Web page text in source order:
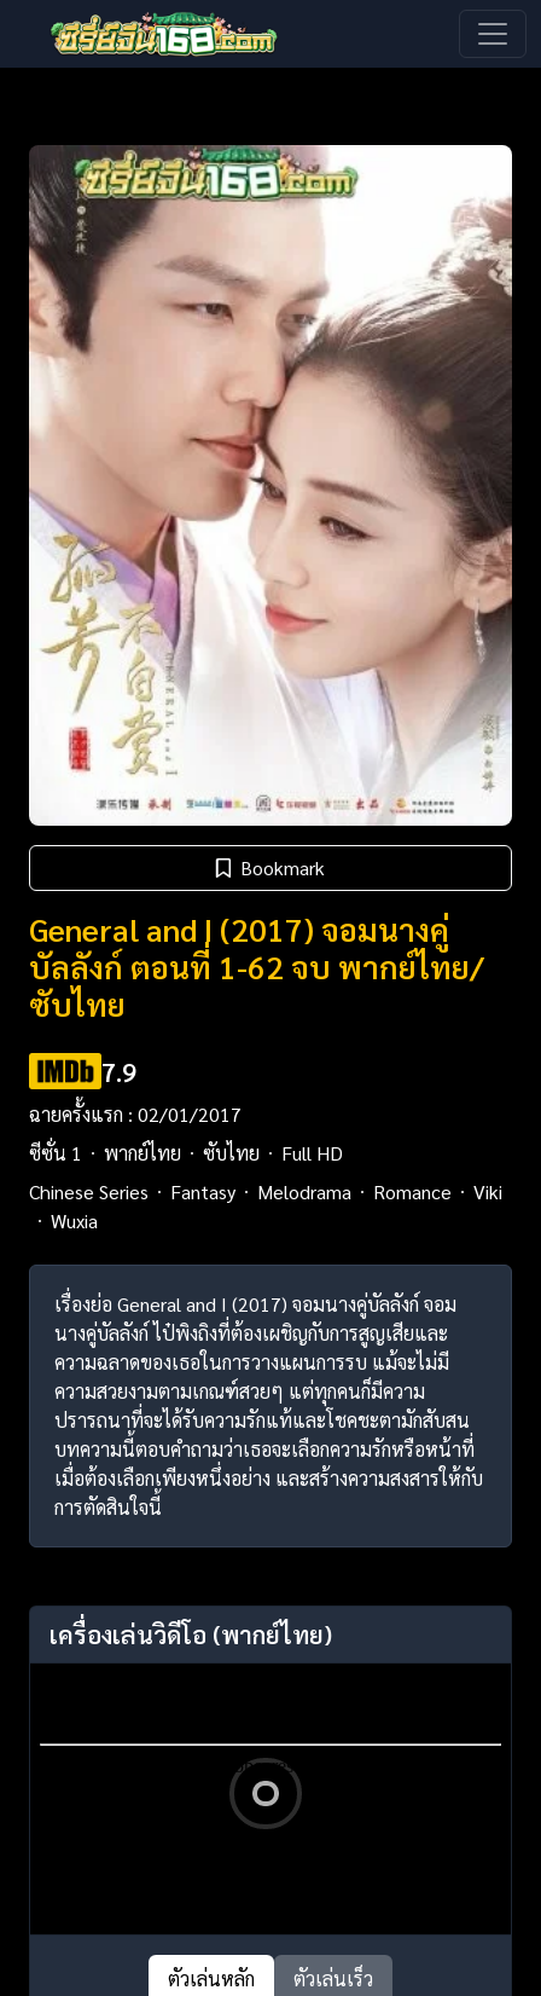
Bookmark
General and I (2017) จอมนางคู่
บัลลังก์ ตอนที่ 1-62 จบ พากย์ไทย/
ซับไทย
7.9
ฉายครั้งแรก : 02/01/2017
ซีซั่น 1
พากย์ไทย ซับไทย
Full HD
Chinese Series
Fantasy Melodrama Romance
Viki
Wuxia
เรื่องย่อ General and I (2017) จอมนางคู่บัลลังก์ จอม
นางคู่บัลลังก์ ไป๋พิงถิงที่ต้องเผชิญกับการสูญเสียและ
ความฉลาดของเธอในการวางแผนการรบ แม้จะไม่มี
ความสวยงามตามเกณฑ์สวยๆ แต่ทุกคนก็มีความ
ปรารถนาที่จะได้รับความรักแท้และโชคชะตามักสับสน
บทความนี้ตอบคำถามว่าเธอจะเลือกความรักหรือหน้าที่
เมื่อต้องเลือกเพียงหนึ่งอย่าง และสร้างความสงสารให้กับ
การตัดสินใจนี้
เครื่องเล่นวิดีโอ (พากย์ไทย)
ตัวเล่นหลัก ตัวเล่นเร็ว